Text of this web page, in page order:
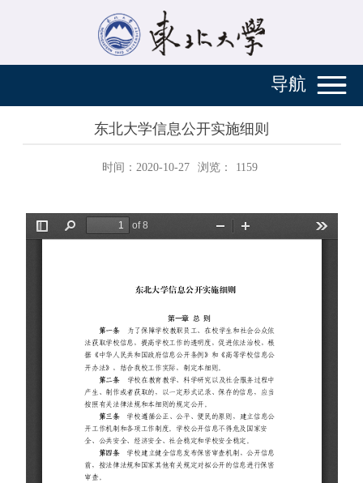
导航
东北大学信息公开实施细则
时间：2020-10-27 浏览： 1159